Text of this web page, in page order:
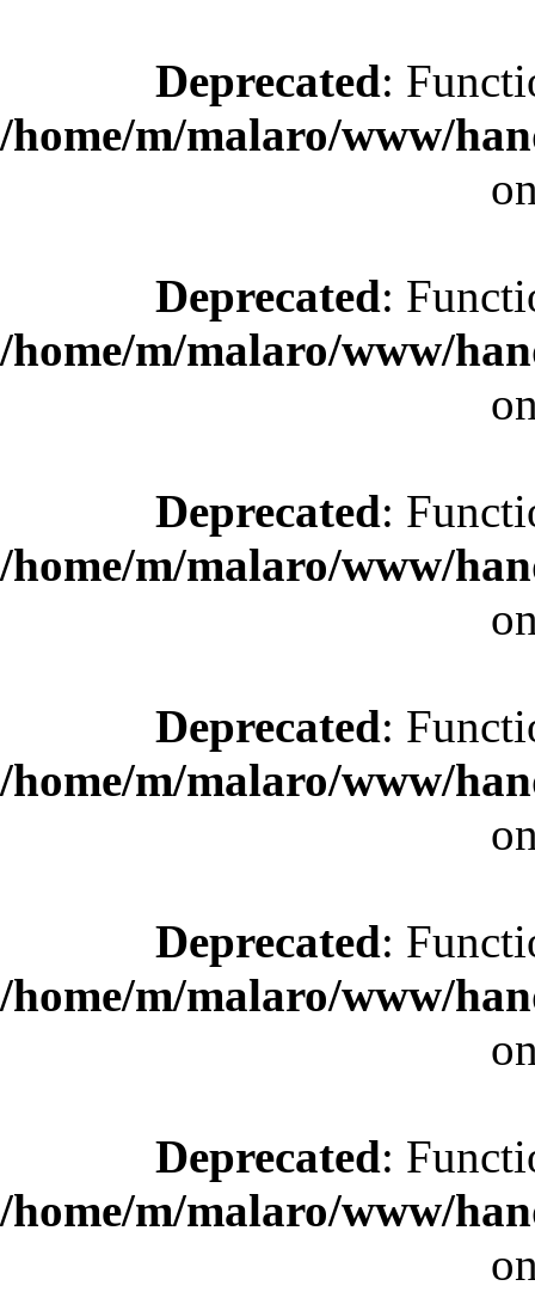
Deprecated:
/home/m/malaro/www/
Deprecated:
/home/m/malaro/www/
Deprecated:
/home/m/malaro/www/
Deprecated:
/home/m/malaro/www/
Deprecated:
/home/m/malaro/www/
Deprecated:
/home/m/malaro/www/